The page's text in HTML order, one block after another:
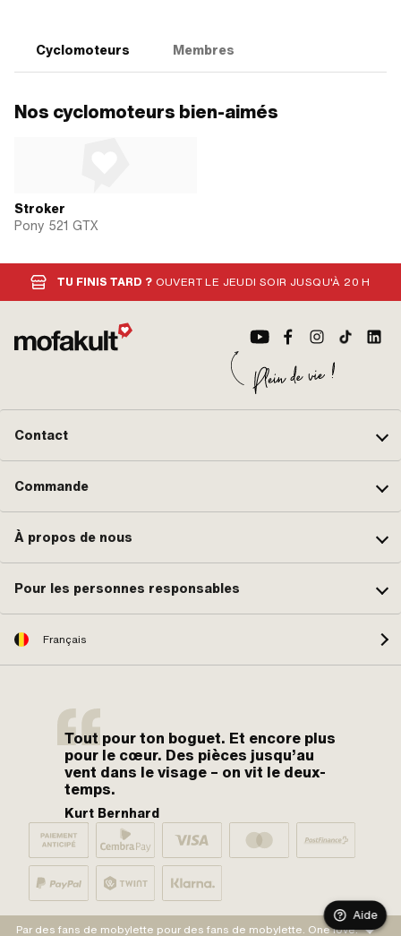
Cyclomoteurs Membres
Nos cyclomoteurs bien-aimés
Stroker
Pony 521 GTX
TU FINIS TARD ? OUVERT LE JEUDI SOIR JUSQU'À 20 H
Contact
Commande
À propos de nous
Pour les personnes responsables
Français
Tout pour ton boguet. Et encore plus
pour le cœur. Des pièces jusqu’au
vent dans le visage – on vit le deux-
temps.
Kurt Bernhard
Par des fans de mobylette pour des fans de mobylette. One love.
Aide